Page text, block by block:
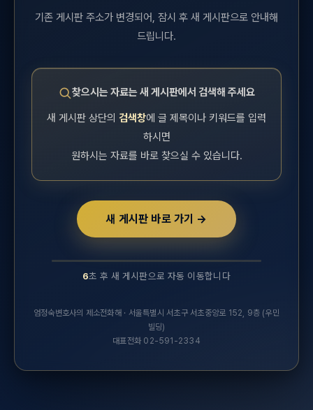
기존 게시판 주소가 변경되어, 잠시 후 새 게시판으로 안내해
드립니다.
찾으시는 자료는 새 게시판에서 검색해 주세요
새 게시판 상단의 검색창에 글 제목이나 키워드를 입력
하시면
원하시는 자료를 바로 찾으실 수 있습니다.
새 게시판 바로 가기 →
6초 후 새 게시판으로 자동 이동합니다
엄정숙변호사의 제소전화해 · 서울특별시 서초구 서초중앙로 152, 9층 (우민
빌딩)
대표전화 02-591-2334